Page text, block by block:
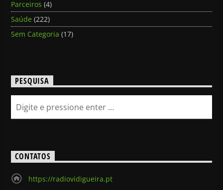
Parceiros (4)
Saúde (222)
Sem Categoria (17)
PESQUISA
CONTATOS
https://radiovidigueira.pt